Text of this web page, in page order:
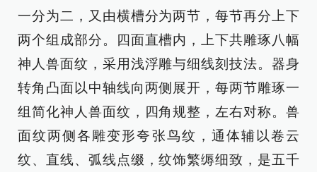
一分为二，又由横槽分为两节，每节再分上下
两个组成部分。四面直槽内，上下共雕琢八幅
神人兽面纹，采用浅浮雕与细线刻技法。器身
转角凸面以中轴线向两侧展开，每两节雕琢一
组简化神人兽面纹，四角规整，左右对称。兽
面纹两侧各雕变形夸张鸟纹，通体辅以卷云
纹、直线、弧线点缀，纹饰繁缛细致，是五千